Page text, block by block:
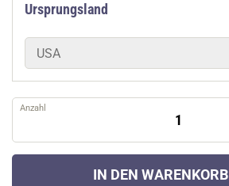
Ursprungsland
USA
Anzahl
IN DEN WARENKORB